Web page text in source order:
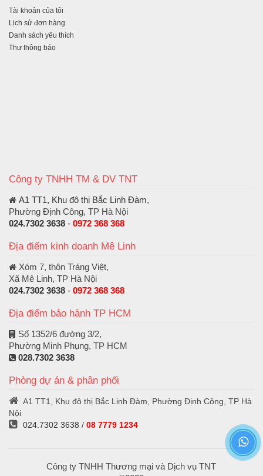
Tài khoản của tôi
Lịch sử đơn hàng
Danh sách yêu thích
Thư thông báo
Công ty TNHH TM & DV TNT
A1 TT1, Khu đô thị Bắc Linh Đàm,
Phường Định Công, TP Hà Nội
024.7302 3638 - 0972 368 368
Địa điểm kinh doanh Mê Linh
Xóm 7, thôn Tráng Việt,
Xã Mê Linh, TP Hà Nội
024.7302 3638 - 0972 368 368
Địa điểm bảo hành TP HCM
Số 1352/6 đường 3/2,
Phường Minh Phụng, TP HCM
028.7302 3638
Phòng dự án & phân phối
A1 TT1, Khu đô thị Bắc Linh Đàm, Phường Định Công, TP Hà
Nội
024.7302 3638 / 08 7779 1234
Công ty TNHH Thương mại và Dịch vụ TNT